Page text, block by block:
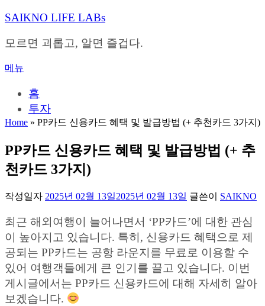
내
으
바
SAIKNO LIFE LABs
모르면 괴롭고, 알면 즐겁다.
메뉴
홈
투자
Home » PP카드 신용카드 혜택 및 발급방법 (+ 추천카드 3가지)
PP카드 신용카드 혜택 및 발급방법 (+ 추
천카드 3가지)
작성일자 2025년 02월 13일2025년 02월 13일 글쓴이 SAIKNO
최근 해외여행이 늘어나면서 ‘PP카드’에 대한 관심
이 높아지고 있습니다. 특히, 신용카드 혜택으로 제
공되는 PP카드는 공항 라운지를 무료로 이용할 수
있어 여행객들에게 큰 인기를 끌고 있습니다. 이번
게시글에서는 PP카드 신용카드에 대해 자세히 알아
보겠습니다.